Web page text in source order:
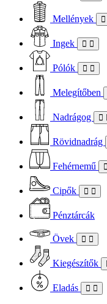
Mellények
Ingek
Pólók
Melegítőben
Nadrágog
Rövidnadrág
Fehérnemű
Cipők
Pénztárcák
Övek
Kiegészítők
Eladás